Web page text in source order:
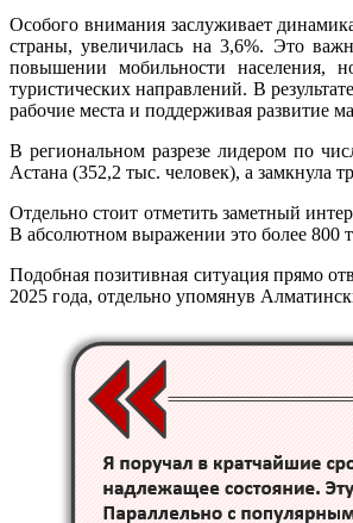
Особого внимания заслуживает
страны, увеличилась на 3,6%. Это
повышении мобильности населения,
туристических направлений. В
рабочие места и поддерживая развитие
В региональном разрезе лидером по
Астана (352,2 тыс. человек), а замкнула
Отдельно стоит отметить заметный
В абсолютном выражении это более 800
Подобная позитивная ситуация прямо
2025 года, отдельно упомянув